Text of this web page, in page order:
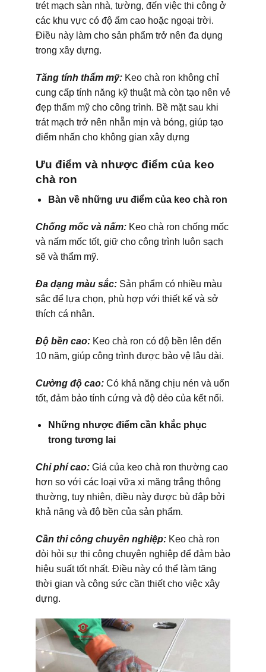
trét mạch sàn nhà, tường, đến việc thi công ở
các khu vực có độ ẩm cao hoặc ngoại trời.
Điều này làm cho sản phẩm trở nên đa dụng
trong xây dựng.
Tăng tính thẩm mỹ: Keo chà ron không chỉ
cung cấp tính năng kỹ thuật mà còn tạo nên vẻ
đẹp thẩm mỹ cho công trình. Bề mặt sau khi
trát mạch trở nên nhẵn mịn và bóng, giúp tạo
điểm nhấn cho không gian xây dựng
Ưu điểm và nhược điểm của keo
chà ron
Bàn về những ưu điểm của keo chà ron
Chống mốc và nấm: Keo chà ron chống mốc
và nấm mốc tốt, giữ cho công trình luôn sạch
sẽ và thẩm mỹ.
Đa dạng màu sắc: Sản phẩm có nhiều màu
sắc để lựa chọn, phù hợp với thiết kế và sở
thích cá nhân.
Độ bền cao: Keo chà ron có độ bền lên đến
10 năm, giúp công trình được bảo vệ lâu dài.
Cường độ cao: Có khả năng chịu nén và uốn
tốt, đảm bảo tính cứng và độ dẻo của kết nối.
Những nhược điểm cần khắc phục
trong tương lai
Chi phí cao: Giá của keo chà ron thường cao
hơn so với các loại vữa xi măng trắng thông
thường, tuy nhiên, điều này được bù đắp bởi
khả năng và độ bền của sản phẩm.
Cần thi công chuyên nghiệp: Keo chà ron
đòi hỏi sự thi công chuyên nghiệp để đảm bảo
hiệu suất tốt nhất. Điều này có thể làm tăng
thời gian và công sức cần thiết cho việc xây
dựng.